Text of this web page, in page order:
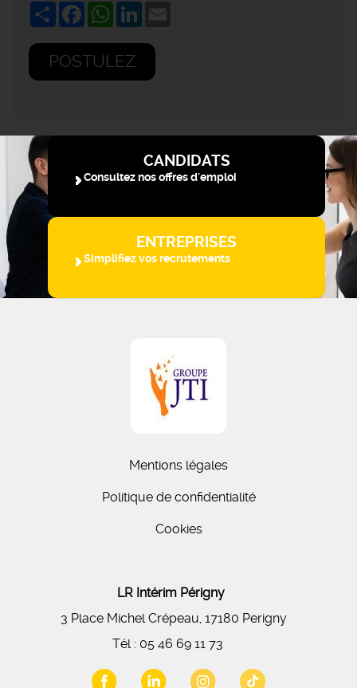
ShareFacebookWhatsApp
LinkedIn
POSTULEZ
CANDIDATS
Consultez nos offres d'emploi
ENTREPRISES
Simplifiez vos recrutements
Mentions légales
Politique de confidentialité
Cookies
LR Intérim Périgny
3 Place Michel Crépeau, 17180 Perigny
Tél : 05 46 69 11 73